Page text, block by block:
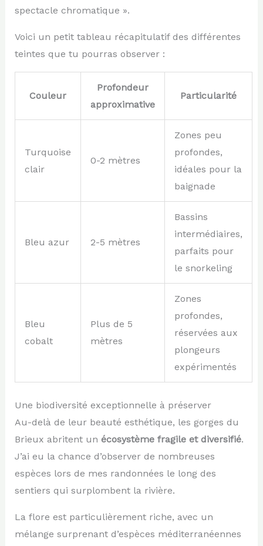
spectacle chromatique ».
Voici un petit tableau récapitulatif des différentes
teintes que tu pourras observer :
Couleur
Profondeur
approximative
Particularité
Turquoise
clair
0-2 mètres
Zones peu
profondes,
idéales pour la
baignade
Bleu azur 2-5 mètres
Bassins
intermédiaires,
parfaits pour
le snorkeling
Bleu
cobalt
Plus de 5
mètres
Zones
profondes,
réservées aux
plongeurs
expérimentés
Une biodiversité exceptionnelle à préserver
Au-delà de leur beauté esthétique, les gorges du
Brieux abritent un écosystème fragile et diversifié.
J’ai eu la chance d’observer de nombreuses
espèces lors de mes randonnées le long des
sentiers qui surplombent la rivière.
La flore est particulièrement riche, avec un
mélange surprenant d’espèces méditerranéennes